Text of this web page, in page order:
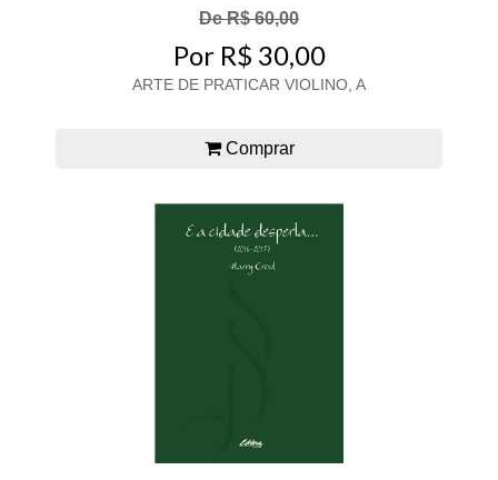
De R$ 60,00
Por R$ 30,00
ARTE DE PRATICAR VIOLINO, A
Comprar